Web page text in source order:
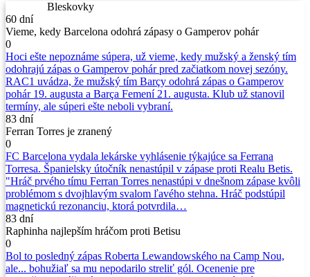
Bleskovky
60 dní
Vieme, kedy Barcelona odohrá zápasy o Gamperov pohár
0
Hoci ešte nepoznáme súpera, už vieme, kedy mužský a ženský tím
odohrajú zápas o Gamperov pohár pred začiatkom novej sezóny.
RAC1 uvádza, že mužský tím Barçy odohrá zápas o Gamperov
pohár 19. augusta a Barça Femení 21. augusta. Klub už stanovil
termíny, ale súperi ešte neboli vybraní.
83 dní
Ferran Torres je zranený
0
FC Barcelona vydala lekárske vyhlásenie týkajúce sa Ferrana
Torresa. Španielsky útočník nenastúpil v zápase proti Realu Betis.
"Hráč prvého tímu Ferran Torres nenastúpi v dnešnom zápase kvôli
problémom s dvojhlavým svalom ľavého stehna. Hráč podstúpil
magnetickú rezonanciu, ktorá potvrdila…
83 dní
Raphinha najlepším hráčom proti Betisu
0
Bol to posledný zápas Roberta Lewandowského na Camp Nou,
ale... bohužiaľ sa mu nepodarilo streliť gól. Ocenenie pre